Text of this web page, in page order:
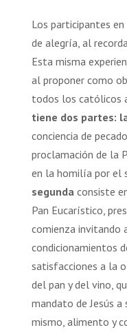
Los participantes
de alegría, al
Esta misma
al proponer como
todos los católicos
tiene dos partes:
conciencia de
proclamación de la
en la homilía por el
segunda consiste
Pan Eucarístico,
comienza invitando
condicionamientos
satisfacciones a la
del pan y del vino,
mandato de Jesús a
mismo, alimento y